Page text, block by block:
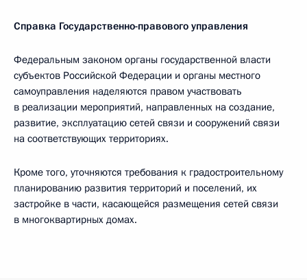
Справка Государственно-правового управления
Федеральным законом органы государственной власти
субъектов Российской Федерации и органы местного
самоуправления наделяются правом участвовать
в реализации мероприятий, направленных на создание,
развитие, эксплуатацию сетей связи и сооружений связи
на соответствующих территориях.
Кроме того, уточняются требования к градостроительному
планированию развития территорий и поселений, их
застройке в части, касающейся размещения сетей связи
в многоквартирных домах.